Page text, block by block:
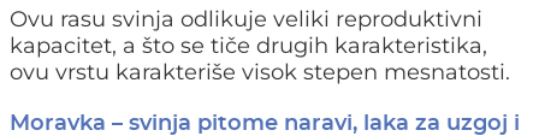
Ovu rasu svinja odlikuje veliki reproduktivni
kapacitet, a što se tiče drugih karakteristika,
ovu vrstu karakteriše visok stepen mesnatosti.
Moravka – svinja pitome naravi, laka za uzgoj i